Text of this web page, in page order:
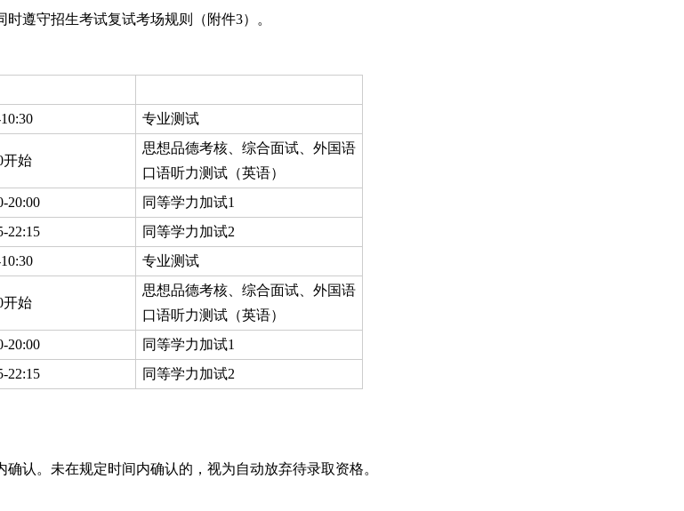
遵守招生考试复试考场规则（附件3）。
专业测试
开始
思想品德考核、综合面试、外国语
口语听力测试（英语）
20:00
同等学力加试1
22:15
同等学力加试2
专业测试
开始
思想品德考核、综合面试、外国语
口语听力测试（英语）
20:00
同等学力加试1
22:15
同等学力加试2
认。未在规定时间内确认的，视为自动放弃待录取资格。